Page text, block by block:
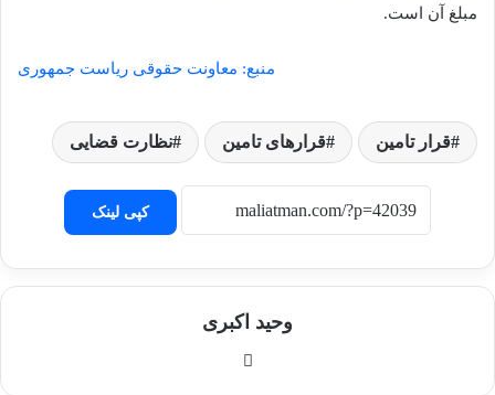
مبلغ آن است.
منبع: معاونت حقوقی ریاست جمهوری
قرار تامین قرارهای تامین نظارت قضایی
کپی لینک
وحید اکبری